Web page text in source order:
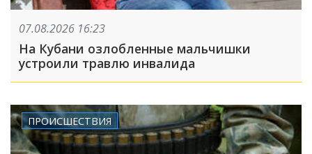
07.08.2026 16:23
На Кубани озлобленные мальчишки
устроили травлю инвалида
ПРОИСШЕСТВИЯ